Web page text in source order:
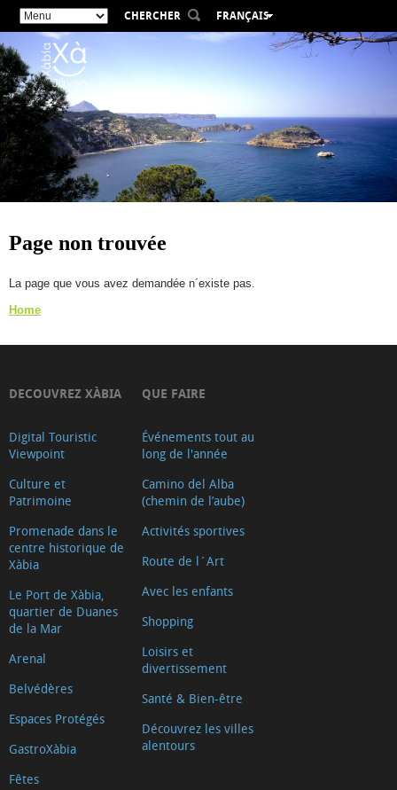
CHERCHER
FRANÇAIS
ESPAÑOL
DEUTSCH
РУССКИЙ
Page non trouvée
La page que vous avez demandée n´existe pas.
Home
DECOUVREZ XÀBIA
Digital Touristic
Viewpoint
Culture et
Patrimoine
Promenade dans le
centre historique de
Xàbia
Le Port de Xàbia,
quartier de Duanes
de la Mar
Arenal
Belvédères
Espaces Protégés
GastroXàbia
Fêtes
QUE FAIRE
Événements tout au
long de l'année
Camino del Alba
(chemin de l’aube)
Activités sportives
Route de l´Art
Avec les enfants
Shopping
Loisirs et
divertissement
Santé & Bien-être
Découvrez les villes
alentours